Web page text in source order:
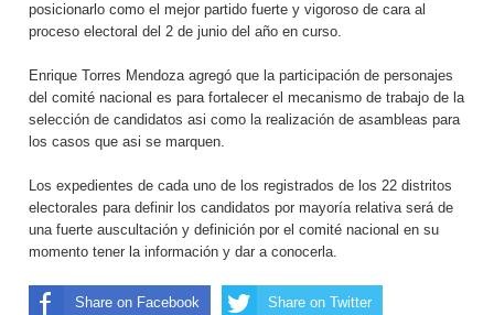
posicionarlo como el mejor partido fuerte y vigoroso de cara al
proceso electoral del 2 de junio del año en curso.
Enrique Torres Mendoza agregó que la participación de personajes
del comité nacional es para fortalecer el mecanismo de trabajo de la
selección de candidatos asi como la realización de asambleas para
los casos que asi se marquen.
Los expedientes de cada uno de los registrados de los 22 distritos
electorales para definir los candidatos por mayoría relativa será de
una fuerte auscultación y definición por el comité nacional en su
momento tener la información y dar a conocerla.
Share on Facebook Share on Twitter